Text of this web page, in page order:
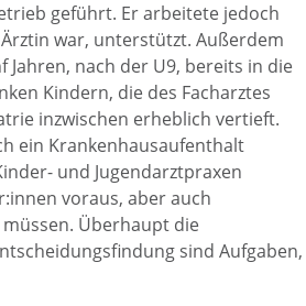
geführt. Er arbeitete jedoch
war, unterstützt. Außerdem
nach der U9, bereits in die
Kindern, die des Facharztes
inzwischen erheblich vertieft.
ein Krankenhausaufenthalt
und Jugendarztpraxen
voraus, aber auch
Überhaupt die
sind Aufgaben,